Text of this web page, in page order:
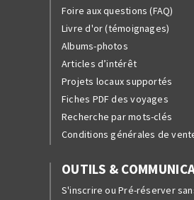
Foire aux questions (FAQ)
Livre d'or (témoignages)
Albums-photos
Articles d’intérêt
Projets locaux supportés
Fiches PDF des voyages
Recherche par mots-clés
Conditions générales de
OUTILS &
S'inscrire ou Pré-réserver